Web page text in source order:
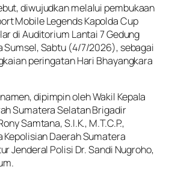
diwujudkan melalui pembukaan
Mobile Legends Kapolda Cup
di Auditorium Lantai 7 Gedung
Sumsel, Sabtu (4/7/2026), sebagai
peringatan Hari Bhayangkara
dipimpin oleh Wakil Kepala
Sumatera Selatan Brigadir
Samtana, S.I.K., M.T.C.P.,
Kepolisian Daerah Sumatera
Jenderal Polisi Dr. Sandi Nugroho,